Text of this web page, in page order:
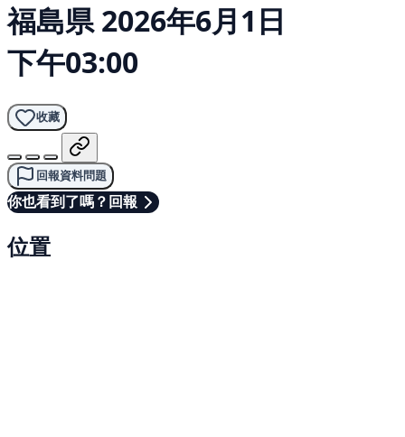
福島県 2026年6月1日
下午03:00
收藏
回報資料問題
你也看到了嗎？回報
位置